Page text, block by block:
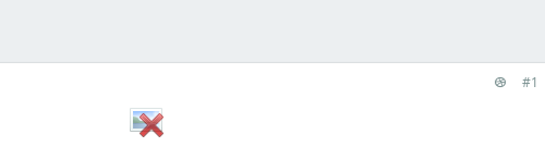
#1